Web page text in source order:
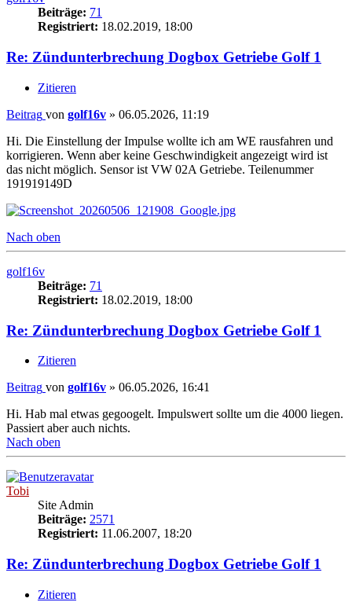
Beiträge: 71
Registriert: 18.02.2019, 18:00
Re: Zündunterbrechung Dogbox Getriebe Golf 1
Zitieren
Beitrag von golf16v » 06.05.2026, 11:19
Hi. Die Einstellung der Impulse wollte ich am WE rausfahren und
korrigieren. Wenn aber keine Geschwindigkeit angezeigt wird ist
das nicht möglich. Sensor ist VW 02A Getriebe. Teilenummer
191919149D
Nach oben
golf16v
Beiträge: 71
Registriert: 18.02.2019, 18:00
Re: Zündunterbrechung Dogbox Getriebe Golf 1
Zitieren
Beitrag von golf16v » 06.05.2026, 16:41
Hi. Hab mal etwas gegoogelt. Impulswert sollte um die 4000 liegen.
Passiert aber auch nichts.
Nach oben
Tobi
Site Admin
Beiträge: 2571
Registriert: 11.06.2007, 18:20
Re: Zündunterbrechung Dogbox Getriebe Golf 1
Zitieren